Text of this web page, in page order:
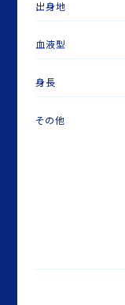
出身地
血液型
身長
その他